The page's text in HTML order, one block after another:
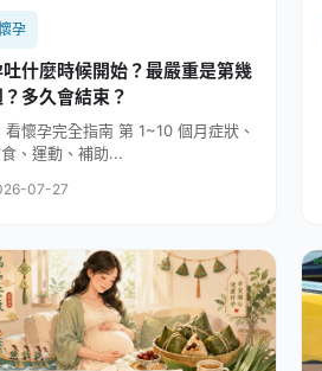
孕
什麼時候開始？最嚴重是第幾
多久會結束？
看懷孕完全指南 第 1~10 個月症狀、
、運動、補助...
07-27